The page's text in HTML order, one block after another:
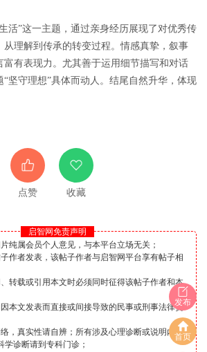
活”这一主题，通过亲身经历展现了对优秀传
从理解到传承的转变过程。情感真挚，叙事
富有表现力。尤其善于运用细节描写和对话
坚守理想”具体而动人。结尾自然升华，体现
点赞 收藏
启智网免责声明
纯属会员个人意见，与本平台立场无关；
作者发表，该帖子作者与启智网平台享有帖子相
转载或引用本文时必须同时征得该帖子作者和本
本文发表而直接或间接导致的民事或刑事法律责
，真实性请自辨；所有涉及心理诊断或说明内容
诊断请到专科门诊；
发布
首页